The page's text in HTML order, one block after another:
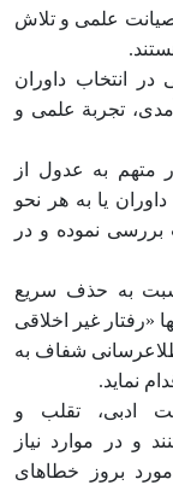
علمی و تلاش
در انتخاب داوران
تجربة علمی و
متهم به عدول از
یا به هر نحو
نموده و در
به حذف سریع
غیر اخلاقی
شفاف به
نماید.
ادبی، تقلب و
و در موارد نیاز
بروز خطاهای